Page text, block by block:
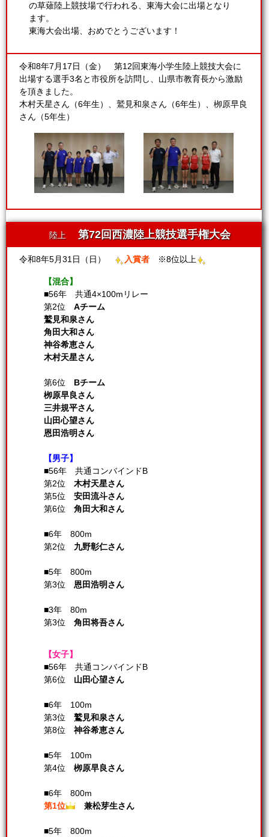
の草薙陸上競技場で行われる、東海大会に出場となり
ます。
東海大会出場、おめでとうございます！
令和8年7月17日（金） 第12回東海小学生陸上競技大会に
出場する選手3名と市役所を訪問し、山県市教育長から激励
を頂きました。
木村天星さん（6年生）、鷲見和泉さん（6年生）、栁原早良
さん（5年生）
陸上 第72回西濃陸上競技選手権大会
令和8年5月31日（日） 入賞者 ※8位以上
【混合】
■56年 共通4×100mリレー
第2位 Aチーム
鷲見和泉さん
角田大和さん
神谷希恵さん
木村天星さん
第6位 Bチーム
栁原早良さん
三井規平さん
山田心望さん
恩田浩明さん
【男子】
■56年 共通コンバインドB
第2位 木村天星さん
第5位 安田流斗さん
第6位 角田大和さん
■6年 800m
第2位 九野彰仁さん
■5年 800m
第3位 恩田浩明さん
■3年 80m
第3位 角田将吾さん
【女子】
■56年 共通コンバインドB
第6位 山田心望さん
■6年 100m
第3位 鷲見和泉さん
第8位 神谷希恵さん
■5年 100m
第4位 栁原早良さん
■6年 800m
第1位
兼松芽生さん
■5年 800m